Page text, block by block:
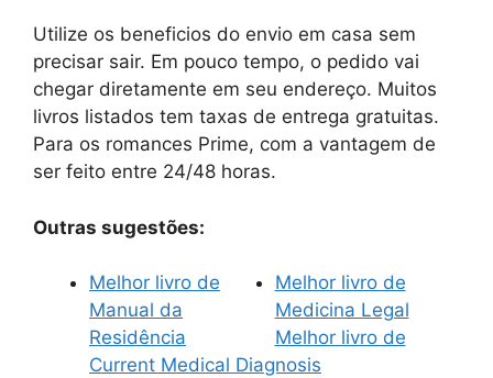
Utilize os beneficios do envio em casa sem
precisar sair. Em pouco tempo, o pedido vai
chegar diretamente em seu endereço. Muitos
livros listados tem taxas de entrega gratuitas.
Para os romances Prime, com a vantagem de
ser feito entre 24/48 horas.
Outras sugestões:
Melhor livro de
Manual da
Residência
Melhor livro de
Medicina Legal
Melhor livro de
Current Medical Diagnosis